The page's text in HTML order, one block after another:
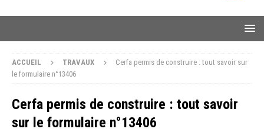
ACCUEIL TRAVAUX
Cerfa permis de construire : tout savoir sur
le formulaire n°13406
Cerfa permis de construire : tout savoir
sur le formulaire n°13406